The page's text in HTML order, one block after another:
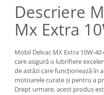
Descriere
Mx Extra
Mobil Delvac MX Extra 10W-
care asigură o lubrifiere
de astăzi care funcționează în
motoarele curate și pentru a
Drept urmare, acest produs